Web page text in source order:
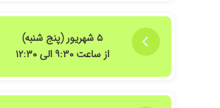
۵ شهریور (پنج شنبه)
از ساعت ۹:۳۰ الی ۱۲:۳۰